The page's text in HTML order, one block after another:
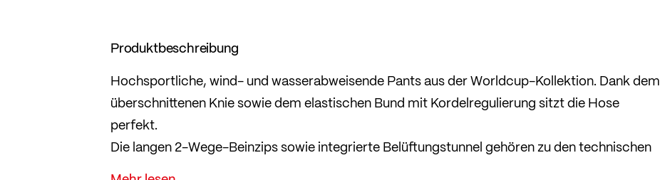
Produktbeschreibung
Hochsportliche, wind- und wasserabweisende Pants aus der Worldcup-Kollektion. Dank dem
überschnittenen Knie sowie dem elastischen Bund mit Kordelregulierung sitzt die Hose
perfekt.
Die langen 2-Wege-Beinzips sowie integrierte Belüftungstunnel gehören zu den technischen
Features der Hose.